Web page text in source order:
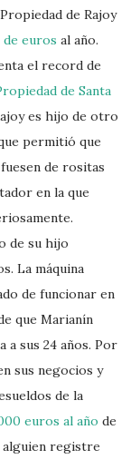
de Rajoy
euros al año.
el record de
de Santa
es hijo de otro
permitió que
de rositas
en la que
de su hijo
La máquina
de funcionar en
que Marianín
a sus 24 años. Por
sus negocios y
de la
euros al año de
alguien registre